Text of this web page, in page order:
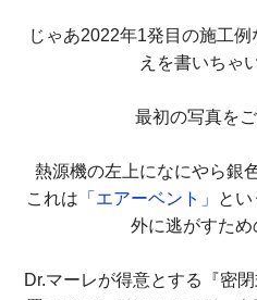
じゃあ2022年1発目の施工
えを書いちゃ
最初の写真を
熱源機の左上になにやら銀
これは 「エアーベント」
と
外に逃がすため
Dr.マーレが得意とする『密